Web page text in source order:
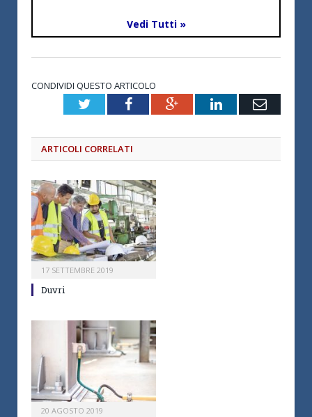
Vedi Tutti »
CONDIVIDI QUESTO ARTICOLO
TwitterFacebookGoogle+LinkedInEmail
ARTICOLI CORRELATI
17 SETTEMBRE 2019
Duvri
20 AGOSTO 2019